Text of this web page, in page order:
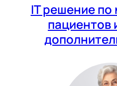
IT решение
пациентов